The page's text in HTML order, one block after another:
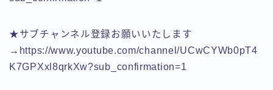
★サブチャンネル登録お願いいたします
→https://www.youtube.com/channel/UCwCYWb0pT4
K7GPXxl8qrkXw?sub_confirmation=1